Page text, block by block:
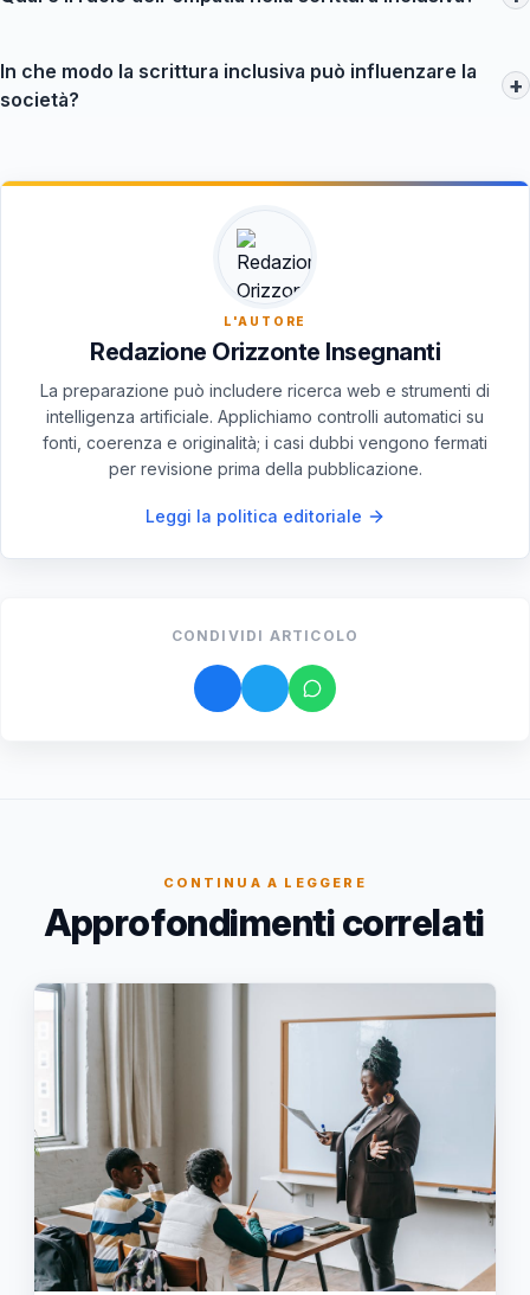
feedback a colleghi o amici può anche fornire informazioni
poiché consente di comprendere le diverse esperienze e
identità degli altri. Utilizzare un linguaggio rispettoso e attento
In che modo la scrittura inclusiva può influenzare la
società?
+
la diversità. Questo approccio incoraggia relazioni più
autentiche e può contribuire a una cultura di rispetto e
L'AUTORE
Redazione Orizzonte Insegnanti
La preparazione può includere ricerca web e strumenti di
intelligenza artificiale. Applichiamo controlli automatici su
fonti, coerenza e originalità; i casi dubbi vengono fermati
per revisione prima della pubblicazione.
Leggi la politica editoriale
CONDIVIDI ARTICOLO
CONTINUA A LEGGERE
Approfondimenti correlati